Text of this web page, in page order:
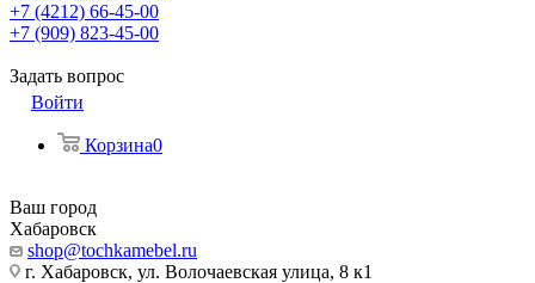
+7 (4212) 66-45-00
+7 (909) 823-45-00
Задать вопрос
Войти
Корзина0
Ваш город
Хабаровск
shop@tochkamebel.ru
г. Хабаровск, ул. Волочаевская улица, 8 к1